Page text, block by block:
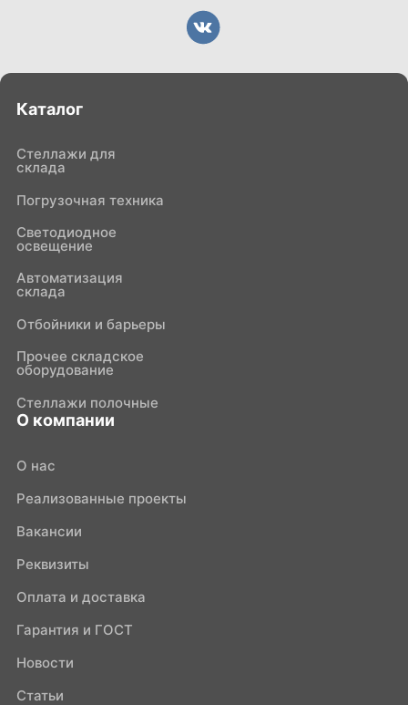
Каталог
Стеллажи для
склада
Погрузочная техника
Светодиодное
освещение
Автоматизация
склада
Отбойники и барьеры
Прочее складское
оборудование
Стеллажи полочные
О компании
О нас
Реализованные проекты
Вакансии
Реквизиты
Оплата и доставка
Гарантия и ГОСТ
Новости
Статьи